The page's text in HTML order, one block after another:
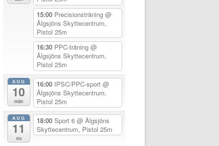
15:00 Precisionsträning @
Älgsjöns Skyttecentrum,
Pistol 25m
16:30 PPC-träning @
Älgsjöns Skyttecentrum,
Pistol 25m
AUG
10
mån
16:00 IPSC/PPC-sport @
Älgsjöns Skyttecentrum,
Pistol 25m
AUG
11
tis
18:00 Sport 6 @ Älgsjöns
Skyttecentrum, Pistol 25m